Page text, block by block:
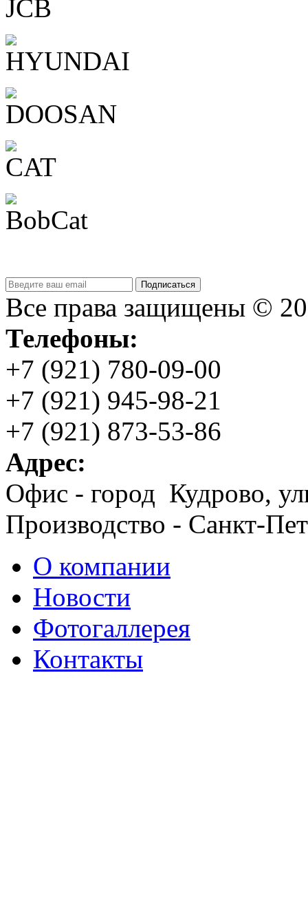
Подписаться
Все права защищены ©
Телефоны:
+7 (921) 780-09-00
+7 (921) 945-98-21
+7 (921) 873-53-86
Адрес:
Офис - город Кудрово,
Производство - Санкт-
О компании
Новости
Фотогаллерея
Контакты